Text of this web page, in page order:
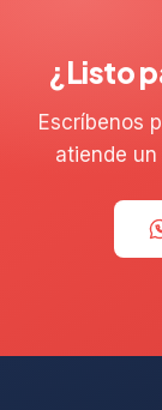
¿Listo
Escríbenos
atiende